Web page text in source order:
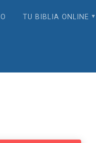
TU BIBLIA ONLINE